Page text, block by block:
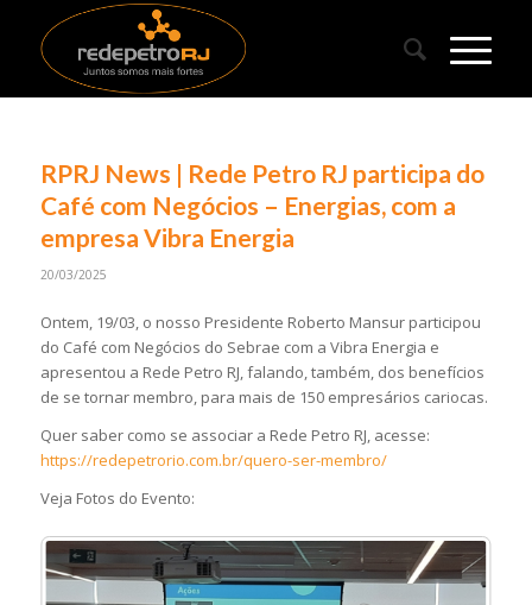
RPRJ News | Rede Petro RJ participa do
Café com Negócios – Energias, com a
empresa Vibra Energia
20/03/2025
Ontem, 19/03, o nosso Presidente Roberto Mansur participou
do Café com Negócios do Sebrae com a Vibra Energia e
apresentou a Rede Petro RJ, falando, também, dos benefícios
de se tornar membro, para mais de 150 empresários cariocas.
Quer saber como se associar a Rede Petro RJ, acesse:
https://redepetrorio.com.br/quero-ser-membro/
Veja Fotos do Evento: